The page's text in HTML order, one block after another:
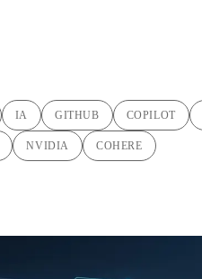
IA GITHUB COPILOT
NVIDIA COHERE